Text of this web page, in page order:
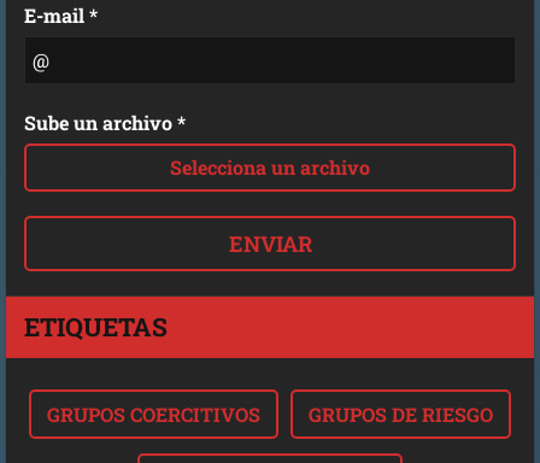
E-mail *
Sube un archivo *
Selecciona un archivo
ETIQUETAS
GRUPOS COERCITIVOS GRUPOS DE RIESGO